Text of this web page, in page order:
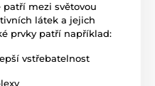
patří mezi světovou
látek a jejich
prvky patří například:
vstřebatelnost